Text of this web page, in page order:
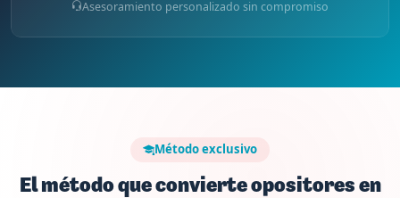
Asesoramiento personalizado sin compromiso
Método exclusivo
El método que convierte opositores en